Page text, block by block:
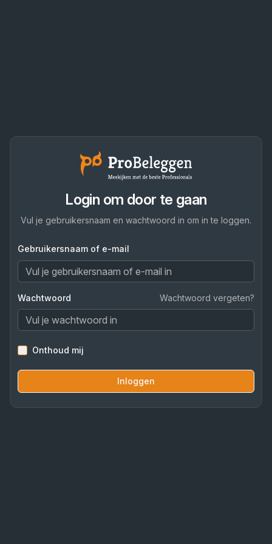
Login om door te gaan
Vul je gebruikersnaam en wachtwoord in om in te loggen.
Gebruikersnaam of e-mail
Wachtwoord Wachtwoord vergeten?
Onthoud mij
Inloggen